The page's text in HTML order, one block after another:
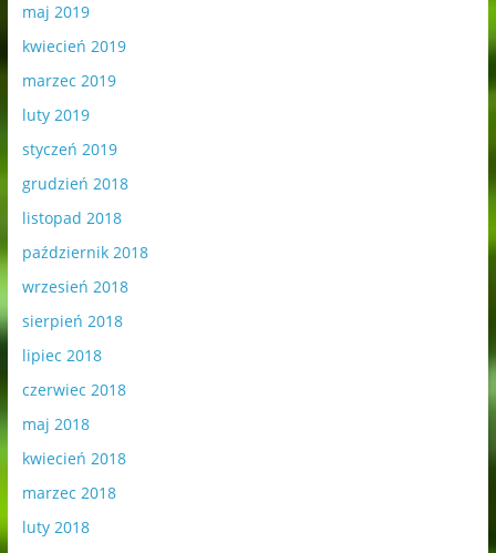
maj 2019
kwiecień 2019
marzec 2019
luty 2019
styczeń 2019
grudzień 2018
listopad 2018
październik 2018
wrzesień 2018
sierpień 2018
lipiec 2018
czerwiec 2018
maj 2018
kwiecień 2018
marzec 2018
luty 2018